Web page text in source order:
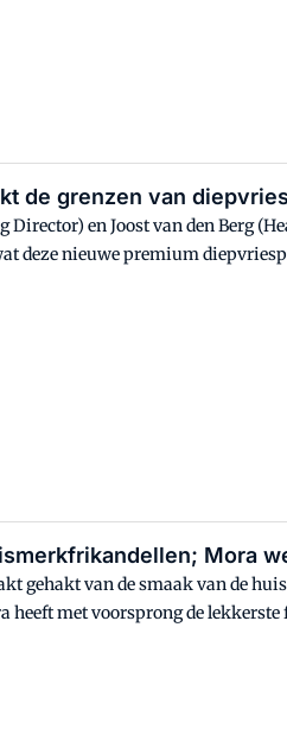
de grenzen van
en Joost van den Berg
deze nieuwe premium
Mora
gehakt van de smaak van de
heeft met voorsprong de lekkerste